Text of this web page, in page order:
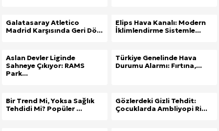
Galatasaray Atletico
Madrid Karşısında Geri Dö...
Elips Hava Kanalı: Modern
İklimlendirme Sistemle...
Aslan Devler Liginde
Sahneye Çıkıyor: RAMS
Park...
Türkiye Genelinde Hava
Durumu Alarmı: Fırtına,...
Bir Trend Mi, Yoksa Sağlık
Tehdidi Mi? Popüler ...
Gözlerdeki Gizli Tehdit:
Çocuklarda Ambliyopi Ri...